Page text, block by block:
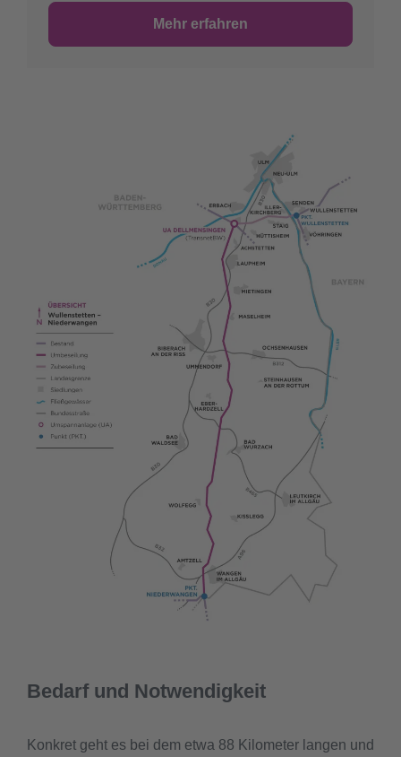
Mehr erfahren
Bedarf und Notwendigkeit
Konkret geht es bei dem etwa 88 Kilometer langen und